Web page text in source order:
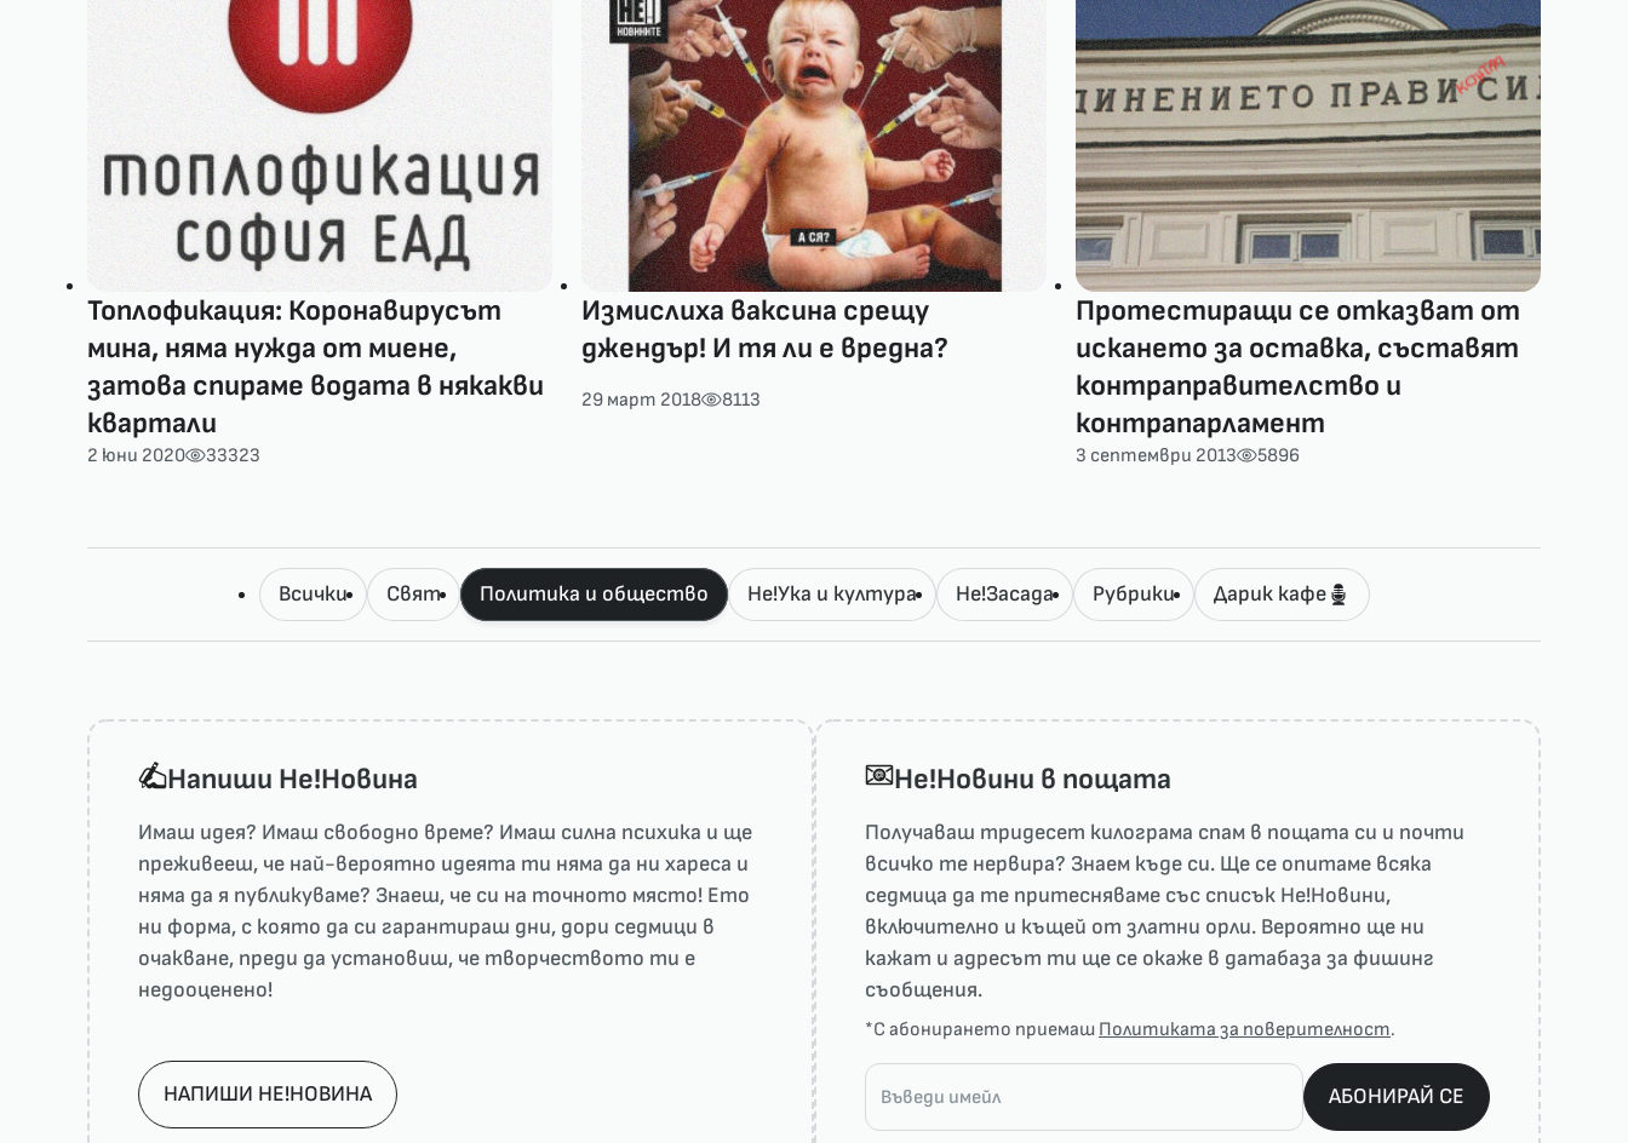
Топлофикация: Коронавирусът
мина, няма нужда от миене,
затова спираме водата в някакви
квартали
2 юни 2020 33323
Измислиха ваксина срещу
джендър! И тя ли е вредна?
29 март 2018 8113
Протестиращи се отказват от
искането за оставка, съставят
контраправителство и
контрапарламент
3 септември 2013 5896
Всички Свят Политика и общество Не!Ука и култура Не!Засада Рубрики Дарик кафе
Напиши He!Новина
Имаш идея? Имаш свободно време? Имаш силна психика и ще
преживееш, че най-вероятно идеята ти няма да ни харесa и
няма да я публикуваме? Знаеш, че си на точното място! Ето
ни форма, с която да си гарантираш дни, дори седмици в
очакване, преди да установиш, че творчеството ти е
недооценено!
НАПИШИ НЕ!НОВИНА
He!Новини в пощата
Получаваш тридесет килограма спам в пощата си и почти
всичко те нервира? Знаем къде си. Ще се опитаме всяка
седмица да те притесняваме със списък He!Новини,
включително и къщей от златни орли. Вероятно ще ни
кажат и адресът ти ще се окаже в датабаза за фишинг
съобщения.
*С абонирането приемаш Политиката за поверителност.
АБОНИРАЙ СЕ